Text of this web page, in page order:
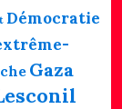
Démocratie
Gaza